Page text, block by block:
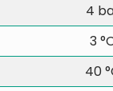
4
3
40